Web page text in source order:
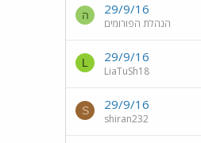
29/9/16
הנהלת הפורומים
ה
29/9/16
LiaTuSh18
L
29/9/16
shiran232
S